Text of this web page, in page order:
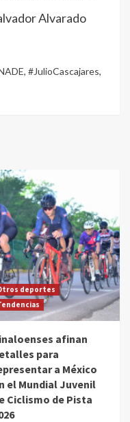
Alvarado
, #JulioCascajares,
deportes
afinan
para
a México
el Mundial Juvenil
Ciclismo de Pista